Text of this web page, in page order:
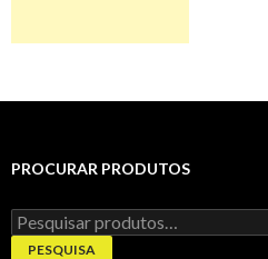
PROCURAR PRODUTOS
Pesquisar
por:
PESQUISA